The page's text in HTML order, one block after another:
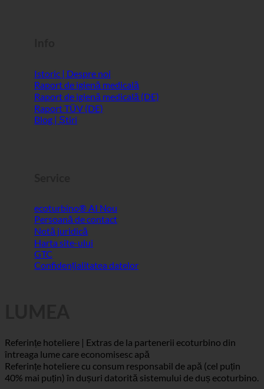
Istoric | Despre noi
Raport de igienă medicală
Raport de igienă medicală (DE)
Raport TÜV (DE)
Blog | Știri
ecoturbino® AI
Persoană de contact
Notă juridică
Harta site-ului
GTC
Confidențialitatea datelor
Referințe hoteliere | Extras de la partenerii ecoturbino din
întreaga lume care economisesc apă
Referințe hoteliere cu consum responsabil de apă (cel puțin
40% mai puțin) în dușuri datorită sistemului de duș ecoturbino.